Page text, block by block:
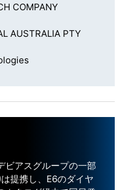
COMPANY
AUSTRALIA PTY
ビアスグループの一部
提携し、E6のダイヤ